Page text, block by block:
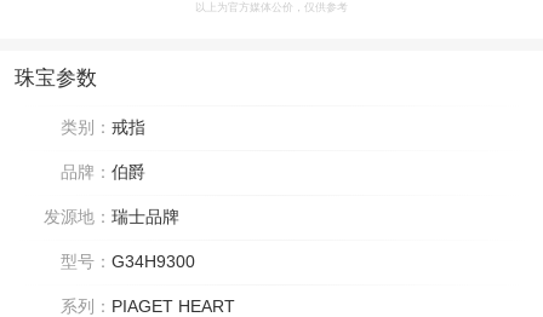
以上为官方媒体公价，仅供参考
珠宝参数
类别： 戒指
品牌： 伯爵
发源地： 瑞士品牌
型号： G34H9300
系列： PIAGET HEART